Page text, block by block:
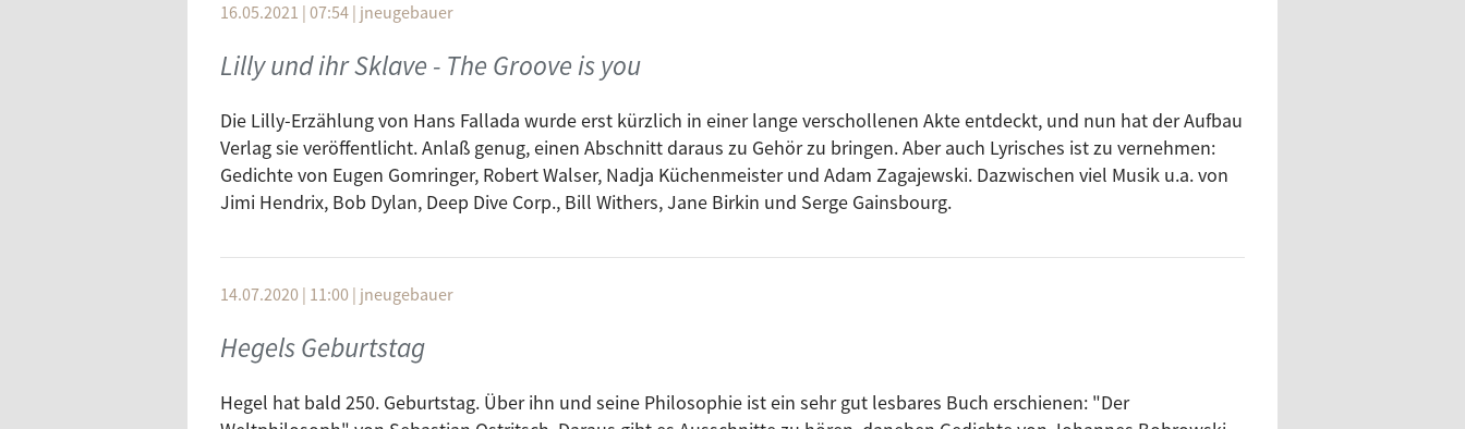
Bob Dylan
Bob Dylan
As I went out one morning
Bob Dylan
Dont think twice
Bob Dylan
Don´t think twice (Live Berlin 1978)
Bob Dylan
I and I - Sly & Robbie Remix
Bob Dylan
Not dark yet
Bob Dylan
Bob Dylan
James Brown Vs. Bob Dylan
Like a rolling sex machine
16.05.2021 | 07:54 | jneugebauer
Lilly und ihr Sklave - The Groove is you
Die Lilly-Erzählung von Hans Fallada wurde erst kürzlich in einer lange verschollenen Akte entdeckt, und nun hat der Aufbau
Verlag sie veröffentlicht. Anlaß genug, einen Abschnitt daraus zu Gehör zu bringen. Aber auch Lyrisches ist zu vernehmen:
Gedichte von Eugen Gomringer, Robert Walser, Nadja Küchenmeister und Adam Zagajewski. Dazwischen viel Musik u.a. von
Jimi Hendrix, Bob Dylan, Deep Dive Corp., Bill Withers, Jane Birkin und Serge Gainsbourg.
14.07.2020 | 11:00 | jneugebauer
Hegels Geburtstag
Hegel hat bald 250. Geburtstag. Über ihn und seine Philosophie ist ein sehr gut lesbares Buch erschienen: "Der